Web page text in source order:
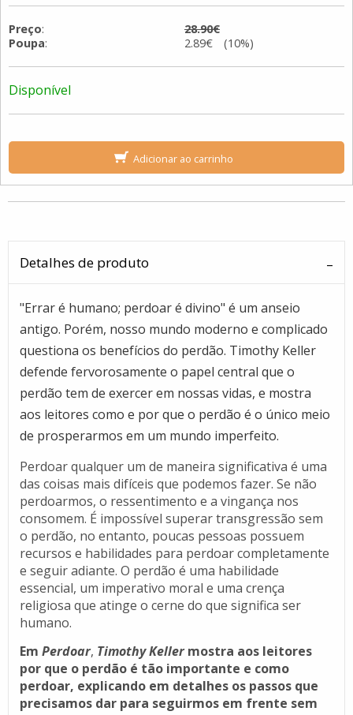
Preço:
28.90€
Poupa: 2.89€ (10%)
Disponível
Adicionar ao carrinho
Detalhes de produto
"Errar é humano; perdoar é divino" é um anseio
antigo. Porém, nosso mundo moderno e complicado
questiona os benefícios do perdão. Timothy Keller
defende fervorosamente o papel central que o
perdão tem de exercer em nossas vidas, e mostra
aos leitores como e por que o perdão é o único meio
de prosperarmos em um mundo imperfeito.
Perdoar qualquer um de maneira significativa é uma
das coisas mais difíceis que podemos fazer. Se não
perdoarmos, o ressentimento e a vingança nos
consomem. É impossível superar transgressão sem
o perdão, no entanto, poucas pessoas possuem
recursos e habilidades para perdoar completamente
e seguir adiante. O perdão é uma habilidade
essencial, um imperativo moral e uma crença
religiosa que atinge o cerne do que significa ser
humano.
Em Perdoar, Timothy Keller mostra aos leitores
por que o perdão é tão importante e como
perdoar, explicando em detalhes os passos que
precisamos dar para seguirmos em frente sem